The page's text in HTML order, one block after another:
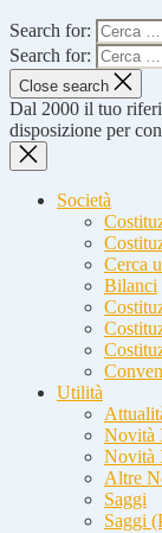
Search for:
Search for:
Close search
Dal 2000 il tuo
disposizione per
Società
Cerca
Bilanci
Utilità
Novità
Novità
Altre
Saggi
Saggi